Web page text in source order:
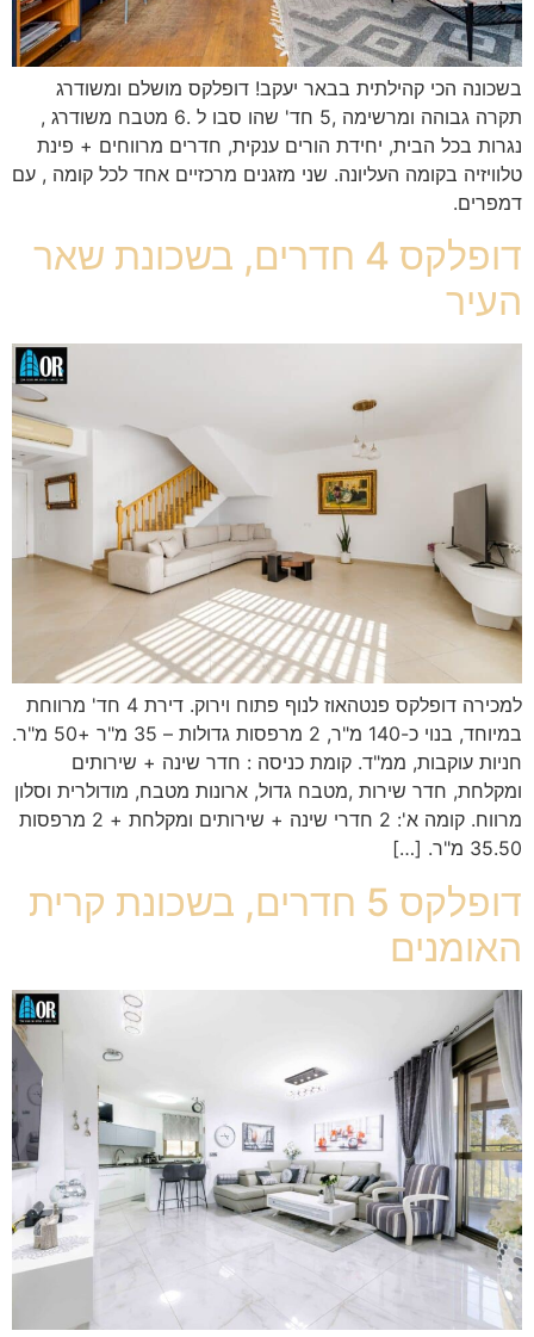
בשכונה הכי קהילתית בבאר יעקב! דופלקס מושלם ומשודרג
תקרה גבוהה ומרשימה ,5 חד' שהו סבו ל .6 מטבח משודרג ,
נגרות בכל הבית, יחידת הורים ענקית, חדרים מרווחים + פינת
טלוויזיה בקומה העליונה. שני מזגנים מרכזיים אחד לכל קומה , עם
דמפרים.
דופלקס 4 חדרים, בשכונת שאר
העיר
למכירה דופלקס פנטהאוז לנוף פתוח וירוק. דירת 4 חד' מרווחת
במיוחד, בנוי כ-140 מ"ר, 2 מרפסות גדולות – 35 מ"ר +50 מ"ר.
חניות עוקבות, ממ"ד. קומת כניסה : חדר שינה + שירותים
ומקלחת, חדר שירות ,מטבח גדול, ארונות מטבח, מודולרית וסלון
מרווח. קומה א': 2 חדרי שינה + שירותים ומקלחת + 2 מרפסות
35.50 מ"ר. […]
דופלקס 5 חדרים, בשכונת קרית
האומנים